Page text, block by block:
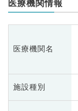
医療機関情報
医療機関名
施設種別